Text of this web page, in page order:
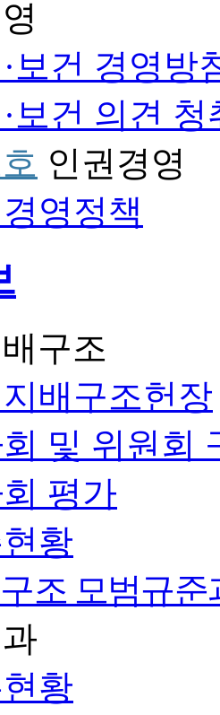
보건 경영방
보건 의견 청
인권경영
영정책
구조
배구조헌장
및 위원회
평가
황
조 모범규준
황